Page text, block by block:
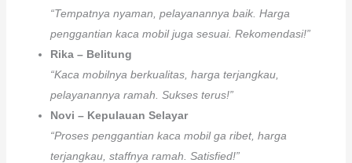
“Tempatnya nyaman, pelayanannya baik. Harga
penggantian kaca mobil juga sesuai. Rekomendasi!”
Rika – Belitung
“Kaca mobilnya berkualitas, harga terjangkau,
pelayanannya ramah. Sukses terus!”
Novi – Kepulauan Selayar
“Proses penggantian kaca mobil ga ribet, harga
terjangkau, staffnya ramah. Satisfied!”